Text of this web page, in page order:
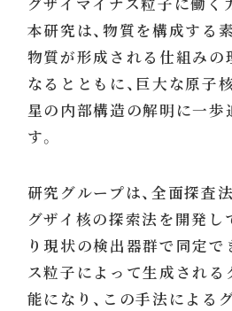
本研究は、物質を構成する
物質が形成される仕組みの
なるとともに、巨大な原子
星の内部構造の解明に一歩
す。
研究グループは、全面探査
グザイ核の探索法を開発し
り現状の検出器群で同定
ス粒子によって生成される
能になり、この手法による